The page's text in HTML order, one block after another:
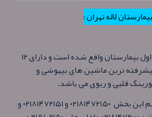
لاله تهران :
این بخش در طبقه اول بیمارستان واقع شده است و دارای ۱۲
ترین ماشین های بیهوشی و
قلبی و ریوی می باشد.
شماره تلفن مستقیم این بخش ۰۲۱۸۱۴۷۲۱۵۰ و ۰۲۱۸۱۴۷۲۱۵۱ و